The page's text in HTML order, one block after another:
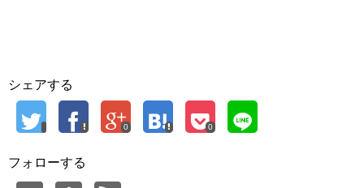
シェアする
0 0
フォローする